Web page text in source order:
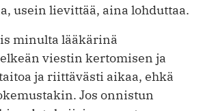
usein lievittää, aina lohduttaa.
minulta lääkärinä
viestin kertomisen ja
ja riittävästi aikaa, ehkä
Jos onnistun